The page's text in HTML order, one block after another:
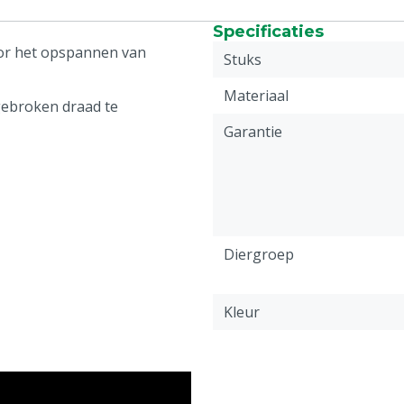
het opspannen van
draad te
Specificaties
Stuks
Materiaal
Garantie
Diergroep
Kleur